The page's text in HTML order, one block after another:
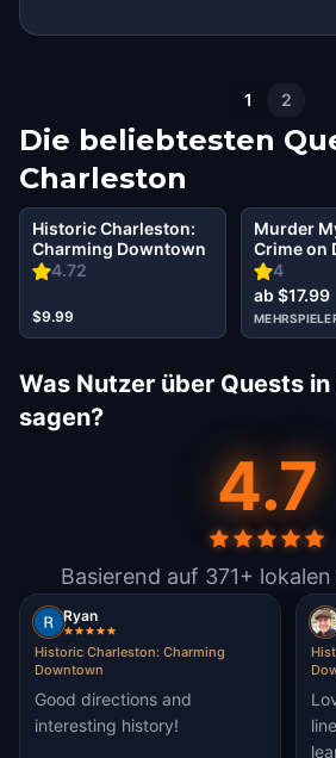
1 2
Die beliebtesten
Charleston
4.72
Historic Charleston:
Charming Downtown
$9.99
4
Murder
Crime on
French
Charleston
ab $17.99
Was Nutzer über Quests
sagen?
4.7
Basierend auf 371+
Ryan
Historic Charleston: Charming
Downtown
Good directions and
interesting history!